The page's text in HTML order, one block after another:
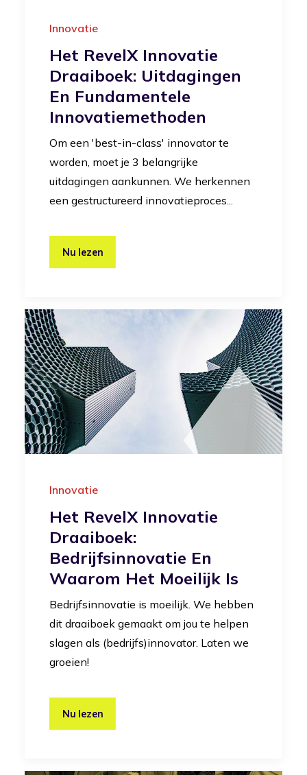
Innovatie
Het RevelX Innovatie
Draaiboek: Uitdagingen
En Fundamentele
Innovatiemethoden
Om een 'best-in-class' innovator te
worden, moet je 3 belangrijke
uitdagingen aankunnen. We herkennen
een gestructureerd innovatieproces...
Nu lezen
Innovatie
Het RevelX Innovatie
Draaiboek:
Bedrijfsinnovatie En
Waarom Het Moeilijk Is
Bedrijfsinnovatie is moeilijk. We hebben
dit draaiboek gemaakt om jou te helpen
slagen als (bedrijfs)innovator. Laten we
groeien!
Nu lezen